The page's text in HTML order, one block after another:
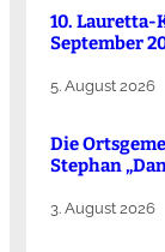
10. Lauretta-
September
5. August 2026
Die
Stephan
3. August 2026